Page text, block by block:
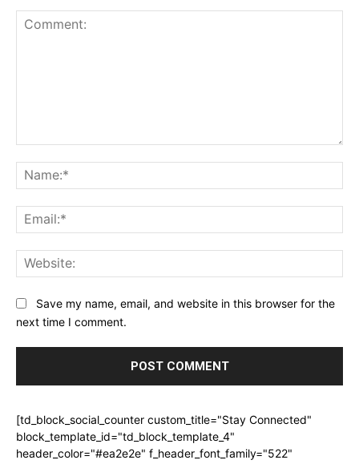
Save my name, email, and website in this browser for the
next time I comment.
[td_block_social_counter custom_title="Stay Connected"
block_template_id="td_block_template_4"
header_color="#ea2e2e" f_header_font_family="522"